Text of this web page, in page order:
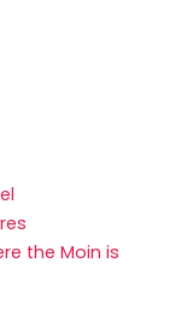
the Moin is